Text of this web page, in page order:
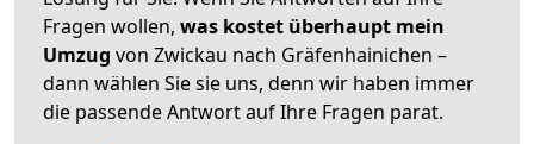
Fragen wollen, was kostet überhaupt mein
Umzug von Zwickau nach Gräfenhainichen –
dann wählen Sie sie uns, denn wir haben immer
die passende Antwort auf Ihre Fragen parat.